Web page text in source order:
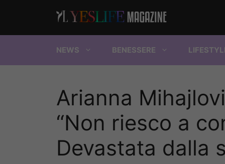
NEWS BENESSERE
Arianna
“Non riesco a
Devastata dalla